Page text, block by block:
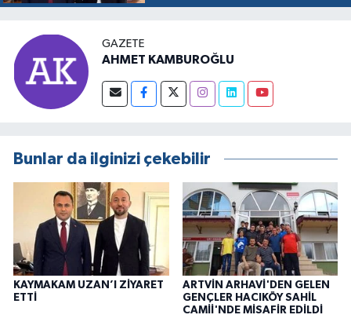
GAZETE
AHMET KAMBUROĞLU
Bunlar da ilginizi çekebilir
KAYMAKAM UZAN’I ZİYARET
ETTİ
ARTVİN ARHAVİ'DEN GELEN
GENÇLER HACIKÖY SAHİL
CAMİİ'NDE MİSAFİR EDİLDİ